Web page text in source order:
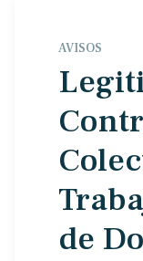
AVISOS
de